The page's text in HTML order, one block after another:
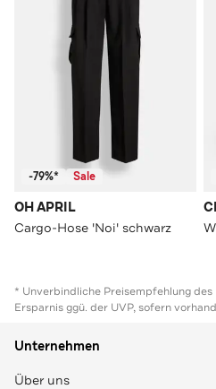
-79%* Sale
OH APRIL
Cargo-Hose 'Noi' schwarz
* Unverbindliche Preisempfehlung
Ersparnis ggü. der UVP, sofern
Unternehmen
Über uns